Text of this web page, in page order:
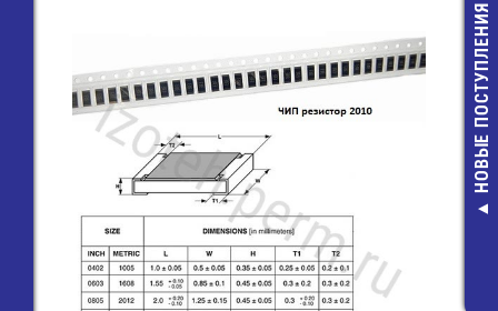
MF-0,5-2
Резистор
4,00 руб.
НОВЫЕ ПОСТУПЛЕНИЯ